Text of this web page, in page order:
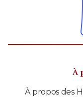
À
À propos des